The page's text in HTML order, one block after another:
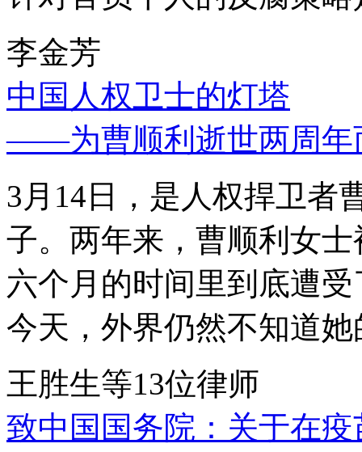
李金芳
中国人权卫士的灯塔
——为曹顺利逝世两周年
3月14日，是人权捍卫者
子。两年来，曹顺利女
六个月的时间里到底遭
今天，外界仍然不知道
王胜生等13位律师
致中国国务院：关于在